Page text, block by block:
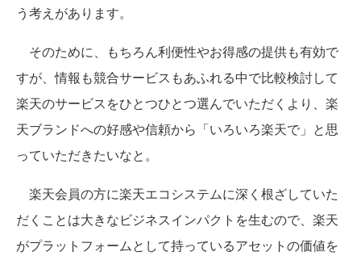
う考えがあります。
そのために、もちろん利便性やお得感の提供も有効で
すが、情報も競合サービスもあふれる中で比較検討して
楽天のサービスをひとつひとつ選んでいただくより、楽
天ブランドへの好感や信頼から「いろいろ楽天で」と思
っていただきたいなと。
楽天会員の方に楽天エコシステムに深く根ざしていた
だくことは大きなビジネスインパクトを生むので、楽天
がプラットフォームとして持っているアセットの価値を